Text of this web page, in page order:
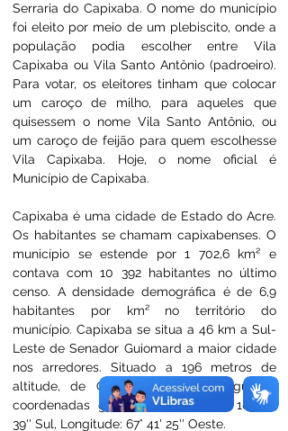
Serraria do Capixaba. O nome do município
foi eleito por meio de um plebiscito, onde a
população podia escolher entre Vila
Capixaba ou Vila Santo Antônio (padroeiro).
Para votar, os eleitores tinham que colocar
um caroço de milho, para aqueles que
quisessem o nome Vila Santo Antônio, ou
um caroço de feijão para quem escolhesse
Vila Capixaba. Hoje, o nome oficial é
Município de Capixaba.
Capixaba é uma cidade de Estado do Acre.
Os habitantes se chamam capixabenses. O
município se estende por 1 702,6 km² e
contava com 10 392 habitantes no último
censo. A densidade demográfica é de 6,9
habitantes por km² no território do
município. Capixaba se situa a 46 km a Sul-
Leste de Senador Guiomard a maior cidade
nos arredores. Situado a 196 metros de
altitude, de Capixaba tem as seguintes
coordenadas geográficas: Latitude: 10° 33'
39'' Sul, Longitude: 67° 41' 25'' Oeste.